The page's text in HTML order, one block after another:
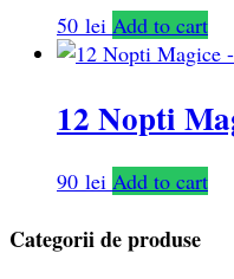
50 lei Add to cart
12 Nopti
90 lei Add to cart
Categorii de produse